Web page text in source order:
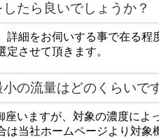
たら良いでしょうか？
詳細をお伺いする事で在る程
させて頂きます。
の流量はどのくらいで
いますが、対象の濃度によ
は当社ホームページより対象